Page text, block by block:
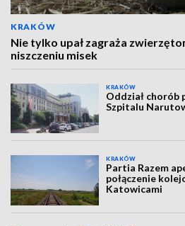
KRAKÓW
Nie tylko upał zagraża
niszczeniu misek
KRAKÓW
Oddział chorób
Szpitalu
KRAKÓW
Partia Razem
połączenie
Katowicami